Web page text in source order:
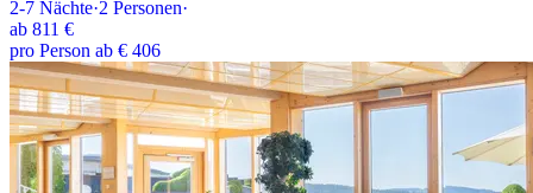
2-7 Nächte·2 Personen·
ab 811 €
pro Person ab € 406